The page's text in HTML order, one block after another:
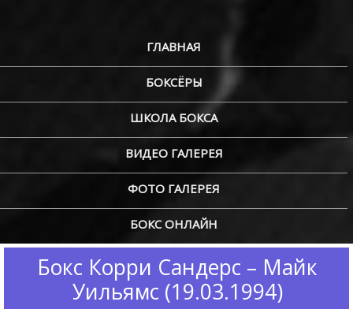
ГЛАВНАЯ
БОКСЁРЫ
ШКОЛА БОКСА
ВИДЕО ГАЛЕРЕЯ
ФОТО ГАЛЕРЕЯ
БОКС ОНЛАЙН
Бокс Корри Сандерс – Майк
Уильямс (19.03.1994)